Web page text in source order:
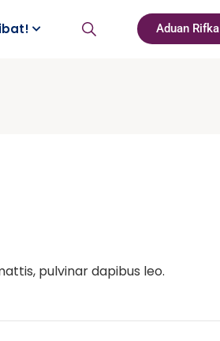
Aduan Rifka
pulvinar dapibus leo.